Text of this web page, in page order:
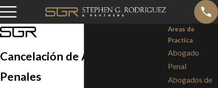
Cancelación de Antedecentes
Penales
Areas de
Practica
Abogado
Penal
Abogados de